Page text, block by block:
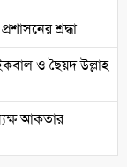
শ্রদ্ধা
ও ছৈয়দ উল্লাহ
আকতার